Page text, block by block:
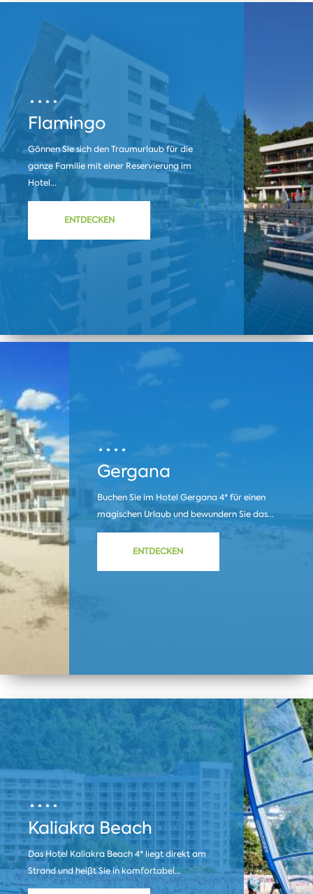
Flamingo
Gönnen Sie sich den Traumurlaub für die
ganze Familie mit einer Reservierung im
Hotel...
ENTDECKEN
Gergana
Buchen Sie im Hotel Gergana 4* für einen
magischen Urlaub und bewundern Sie das...
ENTDECKEN
Kaliakra Beach
Das Hotel Kaliakra Beach 4* liegt direkt am
Strand und heißt Sie in komfortabel...